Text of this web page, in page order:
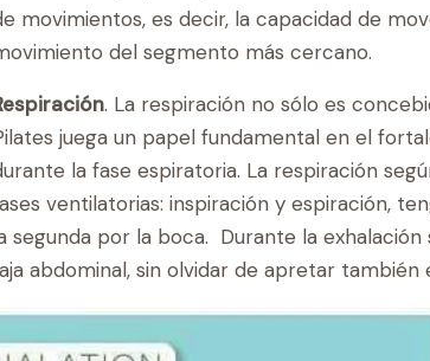
movimientos, es decir, la capacidad de
del segmento más cercano.
. La respiración no sólo es
juega un papel fundamental en el
la fase espiratoria. La respiración
ventilatorias: inspiración y espiración,
segunda por la boca. Durante la
abdominal, sin olvidar de apretar también